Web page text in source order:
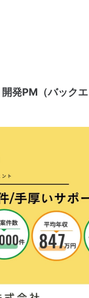
開発PM（バック